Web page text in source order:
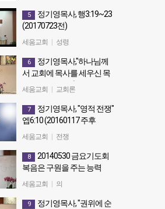
방법⑪" (20180318후)
5
정기영목사, 행3:19~23
(20170723전)
정기영목사, 행3:19~23
세움교회 성령
6
정기영목사,"하나님께
서 교회에 목사를 세우신 목
적2 "엡4:11~14( 20151101
정기영목사,"하나님께서 교회에
목사를 세우신 목적2 "엡4:11~14(
20151101 주후)
세움교회 교회론
7
정기영목사, "영적 전쟁"
엡6:10 (20160117 주후
정기영목사, "영적 전쟁" 엡6:10
세움교회 전쟁
8
20140530 금요기도회
복음은 구원을 주는 능력
복음은 구원을 주는 능력
세움교회 의
9
정기영목사, "권위에 순